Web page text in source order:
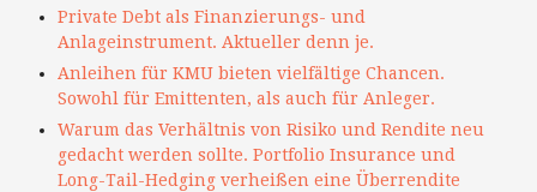
Private Debt als Finanzierungs- und
Anlageinstrument. Aktueller denn je.
Anleihen für KMU bieten vielfältige Chancen.
Sowohl für Emittenten, als auch für Anleger.
Warum das Verhältnis von Risiko und Rendite neu
gedacht werden sollte. Portfolio Insurance und
Long-Tail-Hedging verheißen eine Überrendite